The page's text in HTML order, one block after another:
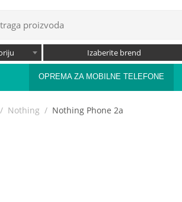
Izaberite brend
OPREMA ZA MOBILNE TELEFONE
/ Nothing / Nothing Phone 2a